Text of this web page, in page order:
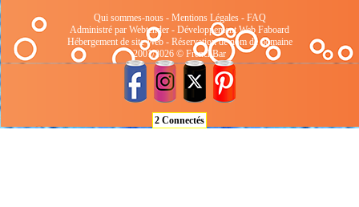
Qui sommes-nous- Mentions Légales- FAQ
Administré par Webtender - Développement Web Faboard
Hébergement de site Web- Réservation de nom de domaine
2001/2026 © FrenchBar
2 Connectés